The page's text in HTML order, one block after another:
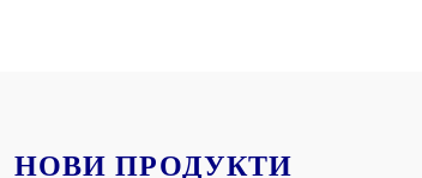
НОВИ ПРОДУКТИ